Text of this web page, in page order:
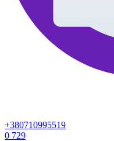
+380710995519
0 729